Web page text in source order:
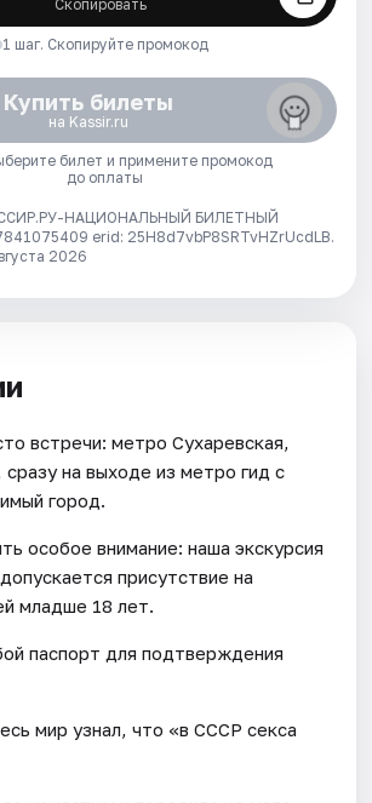
Скопировать
1 шаг. Скопируйте промокод
Купить билеты
на Kassir.ru
билет и примените промокод
до оплаты
НАЦИОНАЛЬНЫЙ БИЛЕТНЫЙ
erid: 25H8d7vbP8SRTvHZrUcdLB.
2026
встречи: метро Сухаревская,
на выходе из метро гид с
город.
особое внимание: наша экскурсия
присутствие на
младше 18 лет.
паспорт для подтверждения
мир узнал, что «в СССР секса